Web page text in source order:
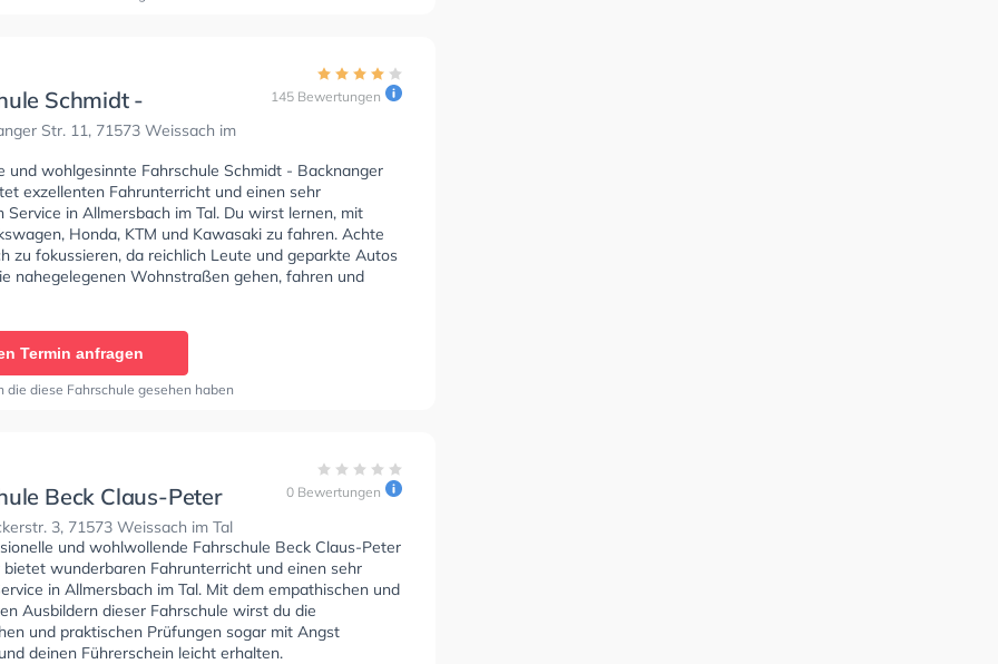
Schmidt -
Str. 11
Str. 11, 71573 Weissach im
145 Bewertungen
und wohlgesinnte Fahrschule Schmidt - Backnanger
exzellenten Fahrunterricht und einen sehr
Service in Allmersbach im Tal. Du wirst lernen, mit
Honda, KTM und Kawasaki zu fahren. Achte
zu fokussieren, da reichlich Leute und geparkte Autos
nahegelegenen Wohnstraßen gehen, fahren und
Fahrschule bietet Perfekte Bedingungen um deine
Klasse A2, Klasse C1, Klasse C1E, Klasse C, Klasse
L und Klasse T zu erhalten. In der Fahrschule Schmidt -
Str. 11 Sie können einen Termin online anfragen.
Termin anfragen
die diese Fahrschule gesehen haben
Beck Claus-Peter
3, 71573 Weissach im Tal
0 Bewertungen
und wohlwollende Fahrschule Beck Claus-Peter
bietet wunderbaren Fahrunterricht und einen sehr
in Allmersbach im Tal. Mit dem empathischen und
Ausbildern dieser Fahrschule wirst du die
und praktischen Prüfungen sogar mit Angst
deinen Führerschein leicht erhalten.